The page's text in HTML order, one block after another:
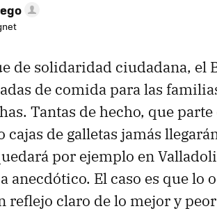
de solidaridad ciudadana, el
de comida para las
Tantas de hecho, que parte
cajas de galletas jamás
por ejemplo en
anecdótico. El caso es que lo
reflejo claro de lo mejor y